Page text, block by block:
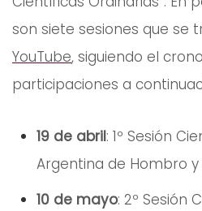
son siete sesiones que se
YouTube, siguiendo el
participaciones a
19 de abril: 1º Sesión
Argentina de Hombro y
10 de mayo: 2º Sesión